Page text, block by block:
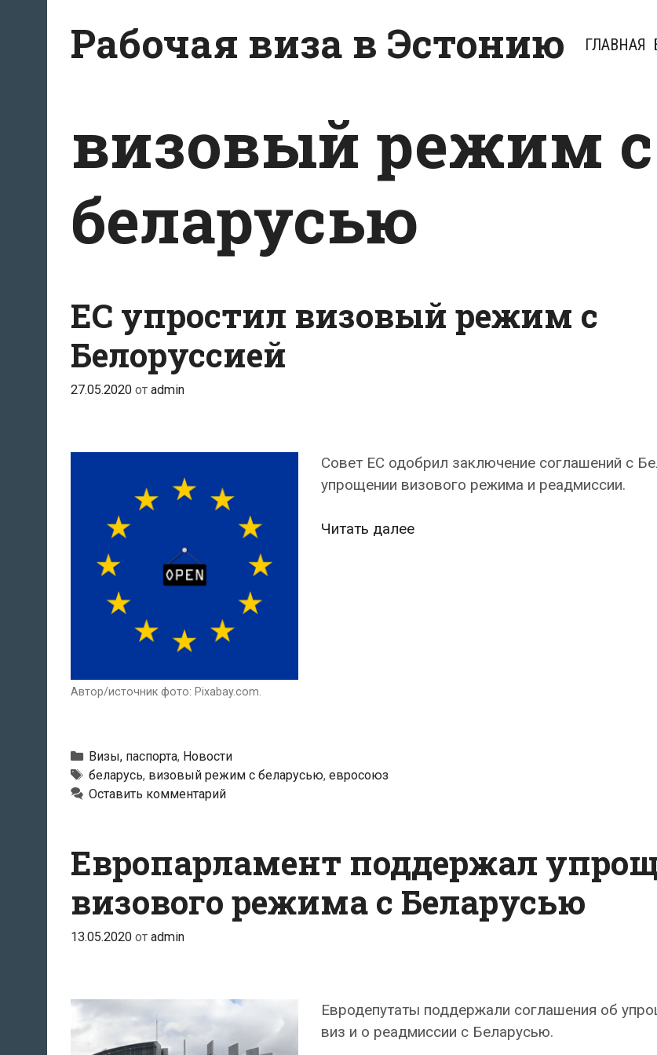
содержимому
Рабочая виза в Эстонию ГЛАВНАЯ
визовый режим с
беларусью
ЕС упростил визовый режим с
Белоруссией
27.05.2020 от admin
Автор/источник фото: Pixabay.com.
Совет ЕС одобрил заключение соглашений с
упрощении визового режима и реадмиссии.
Читать далееЕС
Рубрики
Визы, паспорта, Новости
Метки
беларусь, визовый режим с беларусью, евросоюз
Оставить комментарий
Европарламент поддержал
визового режима с Беларусью
13.05.2020 от admin
Евродепутаты поддержали соглашения об
виз и о реадмиссии с Беларусью.